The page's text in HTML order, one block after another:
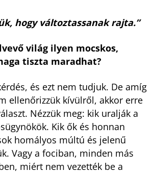
hogy változtassanak rajta.”
világ ilyen mocskos,
tiszta maradhat?
és ezt nem tudjuk. De amíg
ellenőrizzük kívülről, akkor erre
Nézzük meg: kik uralják a
Kik ők és honnan
homályos múltú és jelenű
Vagy a fociban, minden más
miért nem vezették be a